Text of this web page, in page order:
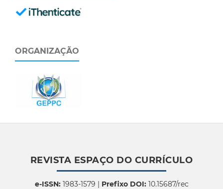
ORGANIZAÇÃO
REVISTA ESPAÇO DO CURRÍCULO
e-ISSN:1983-1579 | Prefixo DOI:10.15687/rec